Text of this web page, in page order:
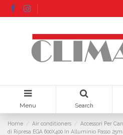
Menu Search
Home Air conditioners Accessori Per
di Ripresa EGA 600X400 In Alluminio Passo